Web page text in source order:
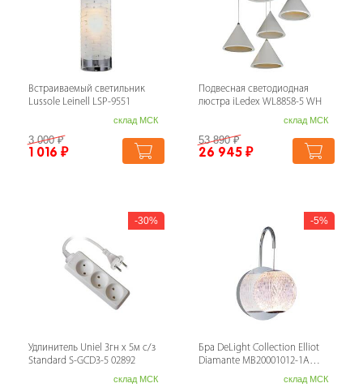
Встраиваемый светильник
Lussole Leinell LSP-9551
склад МСК
3 000₽
1 016 ₽
Подвесная светодиодная
люстра iLedex WL8858-5 WH
склад МСК
53 890₽
26 945 ₽
30%
Удлинитель Uniel 3гн х 5м с/з
Standard S-GCD3-5 02892
склад МСК
5%
Бра DeLight Collection Elliot
Diamante MB20001012-1A
склад МСК